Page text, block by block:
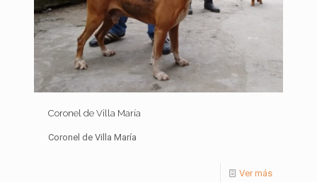
Coronel de Villa María
Coronel de Villa María
Ver más